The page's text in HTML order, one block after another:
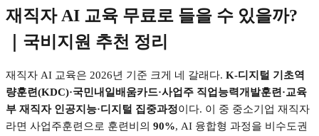
재직자AI 교육 무료로 들을 수 있을까?
｜국비지원 추천 정리
재직자 AI 교육은 2026년 기준 크게 네 갈래다. K-디지털 기초역
량훈련(KDC)·국민내일배움카드·사업주 직업능력개발훈련 ·교육
부 재직자 인공지능·디지털 집중과정이다. 이 중 중소기업 재직자
라면 사업주훈련으로 훈련비의 90%, AI 융합형 과정을 비수도권